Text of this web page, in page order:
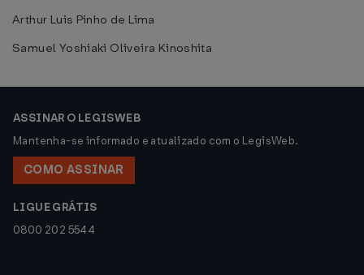
Arthur Luis Pinho de Lima
Samuel Yoshiaki Oliveira Kinoshita
ASSINAR O LEGISWEB
Mantenha-se informado e atualizado com o LegisWeb.
COMO ASSINAR
LIGUE GRÁTIS
0800 202 5544